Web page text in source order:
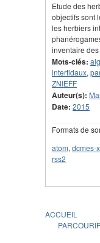
Etude des
objectifs sont
les herbiers
inventaire
Mots-clés:
intertidaux,
ZNIEFF
Auteur(s):
Date: 2015
Formats de
atom, dcmes-
rss2
ACCUEIL